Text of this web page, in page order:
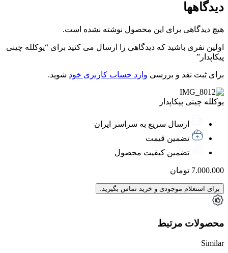
دیدگاهها
هیچ دیدگاهی برای این محصول نوشته نشده است.
اولین نفری باشید که دیدگاهی را ارسال می کنید برای “یوکلله چینی
پیکاپدار”
برای ثبت نقد و بررسی وارد حساب کاربری خود شوید.
یوکلله چینی پیکاپدار
ارسال سریع به سراسر ایران
تضمین قیمت
تضمین کیفیت محصول
7.000.000 تومان
برای استعلام موجودی و خرید تماس بگیرید.
محصولات مرتبط
Similar